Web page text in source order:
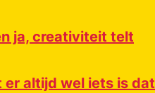
ja, creativiteit telt
er altijd wel iets is dat